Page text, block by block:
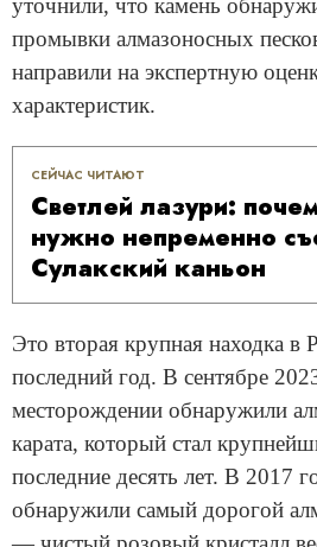
уточнили, что камень
промывки алмазоносных
направили на экспертную
характеристик.
СЕЙЧАС ЧИТАЮТ
Светлей лазури:
нужно непременно
Сулакский каньон
Это вторая крупная находка в
последний год. В сентябре
месторождении обнаружили
карата, который стал
последние десять лет. В 2017
обнаружили самый дорогой